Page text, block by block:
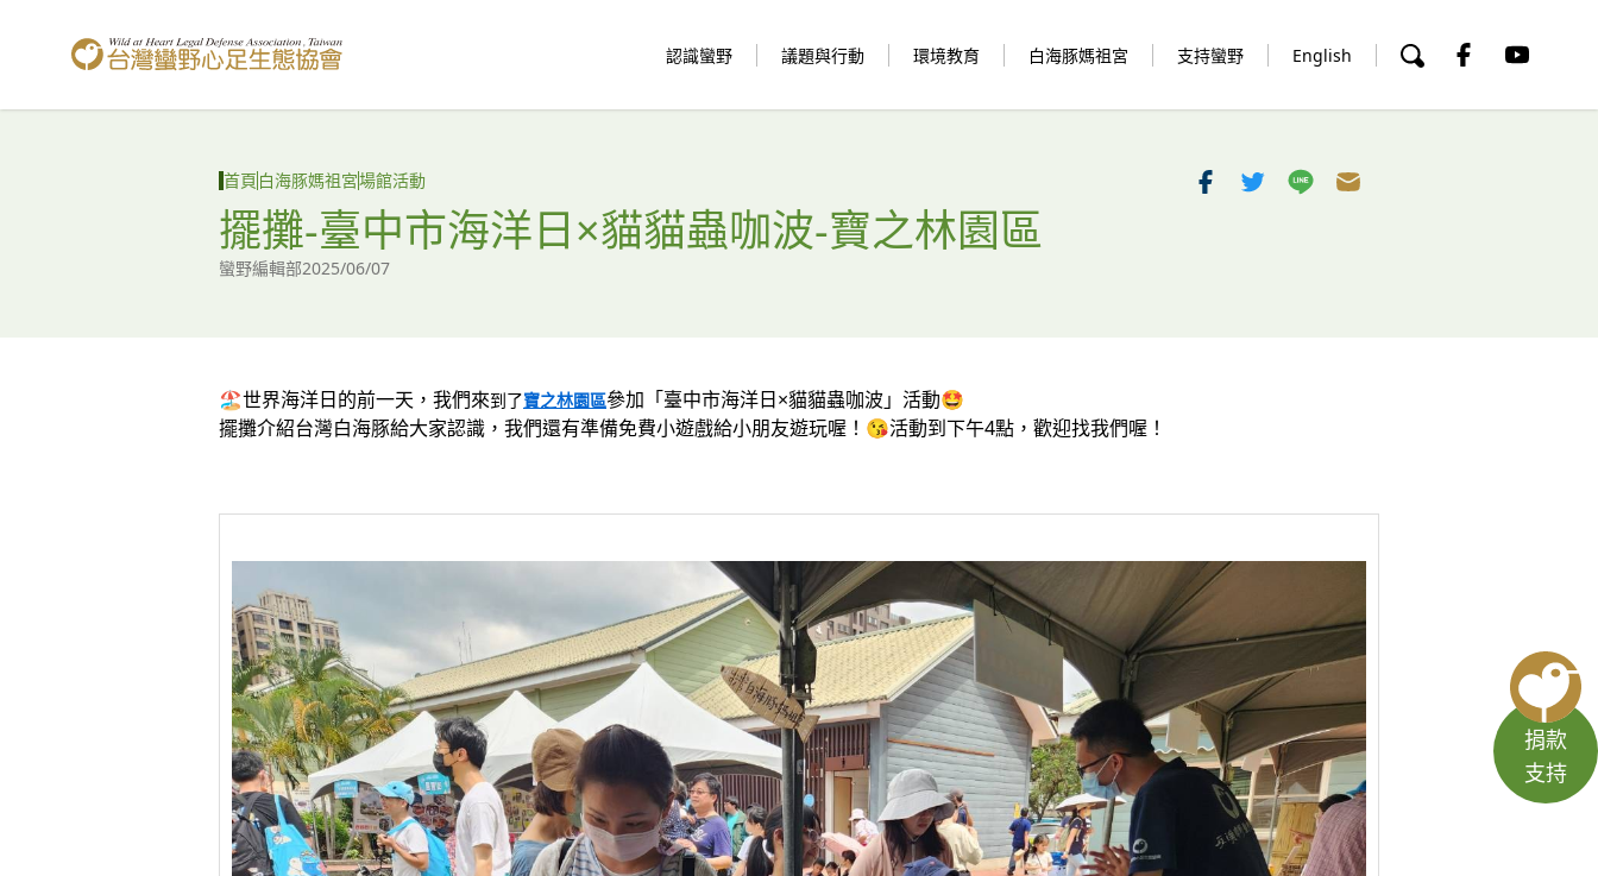
台灣蠻野心足生態協會
認識蠻野 議題與行動 環境教育 白海豚媽祖宮 支持蠻野 English
捐款
支持
首頁 白海豚媽祖宮場館活動
擺攤-臺中市海洋日×貓貓蟲咖波-寶之林園區
蠻野編輯部2025/06/07
🏖世界海洋日的前一天，我們來到了寶之林園區參加「臺中市海洋日×貓貓蟲咖波」活動🤩
擺攤介紹台灣白海豚給大家認識，我們還有準備免費小遊戲給小朋友遊玩喔！😘活動到下午4點，歡迎找我們喔！